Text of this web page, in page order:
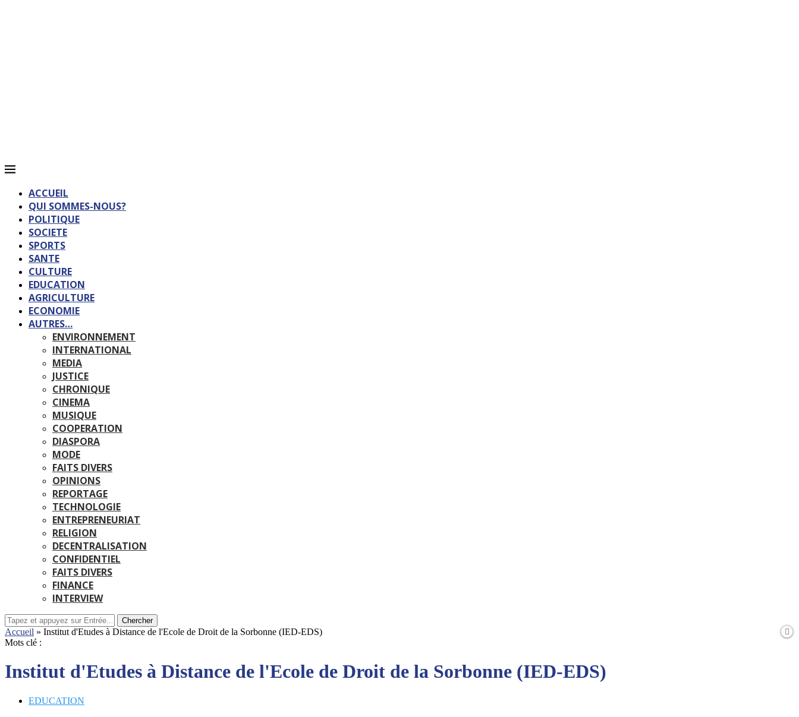
ACCUEIL
QUI SOMMES-NOUS?
POLITIQUE
SOCIETE
SPORTS
SANTE
CULTURE
EDUCATION
AGRICULTURE
ECONOMIE
AUTRES…
ENVIRONNEMENT
INTERNATIONAL
MEDIA
JUSTICE
CHRONIQUE
CINEMA
MUSIQUE
COOPERATION
DIASPORA
MODE
FAITS DIVERS
OPINIONS
REPORTAGE
TECHNOLOGIE
ENTREPRENEURIAT
RELIGION
DECENTRALISATION
CONFIDENTIEL
FAITS DIVERS
FINANCE
INTERVIEW
Chercher
Accueil » Institut d'Etudes à Distance de l'Ecole de Droit de la Sorbonne (IED-EDS)
Mots clé :
Institut d'Etudes à Distance de l'Ecole de Droit de la Sorbonne (IED-EDS)
EDUCATION